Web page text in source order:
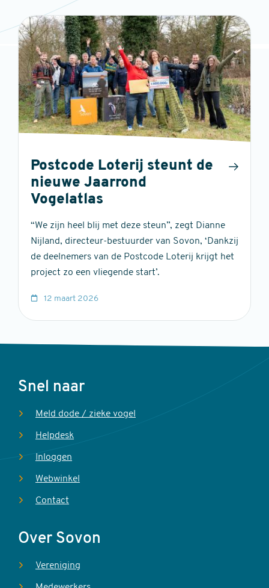
Postcode Loterij steunt de
nieuwe Jaarrond
Vogelatlas
“We zijn heel blij met deze steun”, zegt Dianne
Nijland, directeur-bestuurder van Sovon, ‘Dankzij
de deelnemers van de Postcode Loterij krijgt het
project zo een vliegende start’.
12 maart 2026
Voet
Snel naar
Meld dode / zieke vogel
Helpdesk
Inloggen
Webwinkel
Contact
Over Sovon
Vereniging